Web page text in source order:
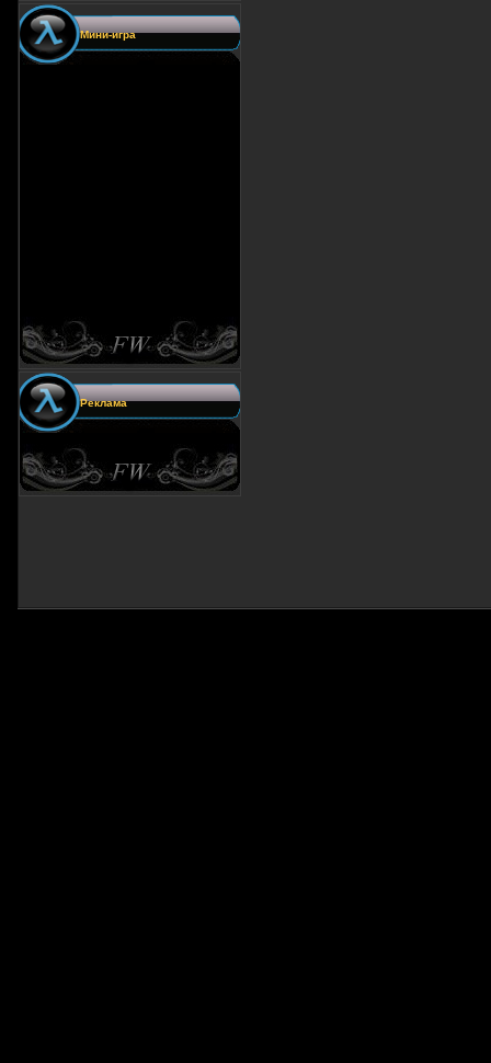
Мини-игра
Реклама